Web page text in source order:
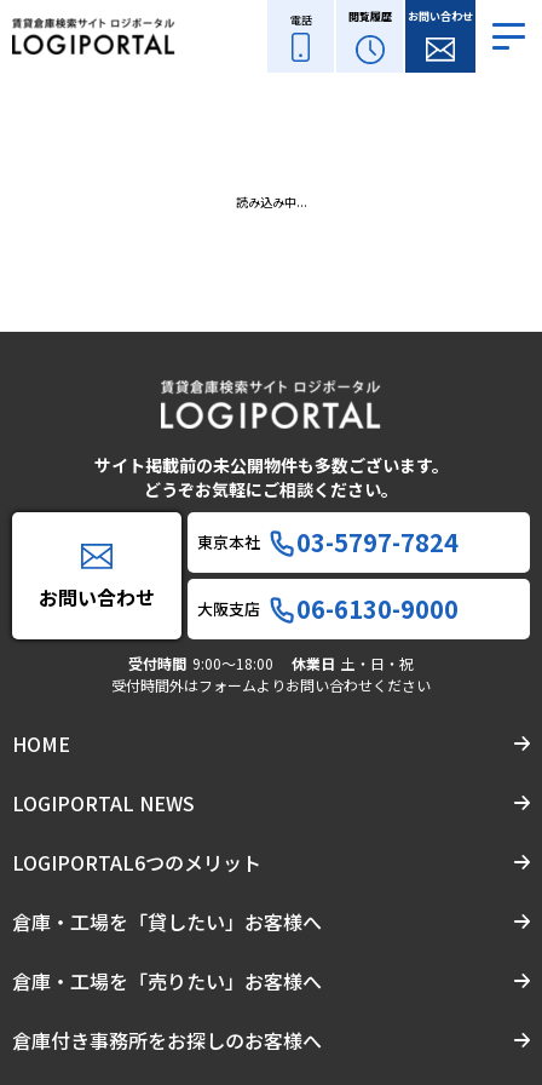
電話 閲覧履歴 お問い合わせ
読み込み中...
サイト掲載前の未公開物件も多数ございます。
どうぞお気軽にご相談ください。
お問い合わせ
東京本社 03-5797-7824
大阪支店 06-6130-9000
受付時間 9:00〜18:00 休業日 土・日・祝
受付時間外はフォームよりお問い合わせください
HOME
LOGIPORTAL NEWS
LOGIPORTAL6つのメリット
倉庫・工場を「貸したい」お客様へ
倉庫・工場を「売りたい」お客様へ
倉庫付き事務所をお探しのお客様へ